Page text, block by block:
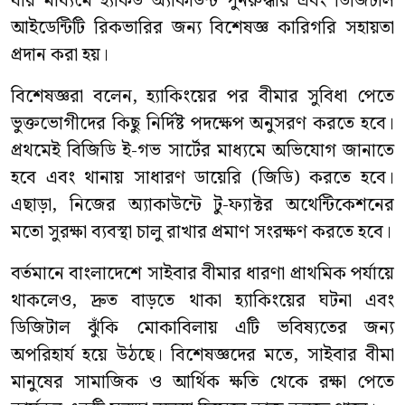
আইডেন্টিটি রিকভারির জন্য বিশেষজ্ঞ কারিগরি সহায়তা
প্রদান করা হয়।
বিশেষজ্ঞরা বলেন, হ্যাকিংয়ের পর বীমার সুবিধা পেতে
ভুক্তভোগীদের কিছু নির্দিষ্ট পদক্ষেপ অনুসরণ করতে হবে।
প্রথমেই বিজিডি ই-গভ সার্টের মাধ্যমে অভিযোগ জানাতে
হবে এবং থানায় সাধারণ ডায়েরি (জিডি) করতে হবে।
এছাড়া, নিজের অ্যাকাউন্টে টু-ফ্যাক্টর অথেন্টিকেশনের
মতো সুরক্ষা ব্যবস্থা চালু রাখার প্রমাণ সংরক্ষণ করতে হবে।
বর্তমানে বাংলাদেশে সাইবার বীমার ধারণা প্রাথমিক পর্যায়ে
থাকলেও, দ্রুত বাড়তে থাকা হ্যাকিংয়ের ঘটনা এবং
ডিজিটাল ঝুঁকি মোকাবিলায় এটি ভবিষ্যতের জন্য
অপরিহার্য হয়ে উঠছে। বিশেষজ্ঞদের মতে, সাইবার বীমা
মানুষের সামাজিক ও আর্থিক ক্ষতি থেকে রক্ষা পেতে